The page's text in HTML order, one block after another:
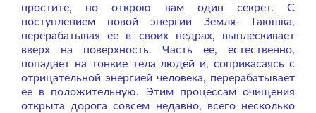
простите, но открою вам один секрет. С
поступлением новой энергии Земля- Гаюшка,
перерабатывая ее в своих недрах, выплескивает
вверх на поверхность. Часть ее, естественно,
попадает на тонкие тела людей и, соприкасаясь с
отрицательной энергией человека, перерабатывает
ее в положительную. Этим процессам очищения
открыта дорога совсем недавно, всего несколько